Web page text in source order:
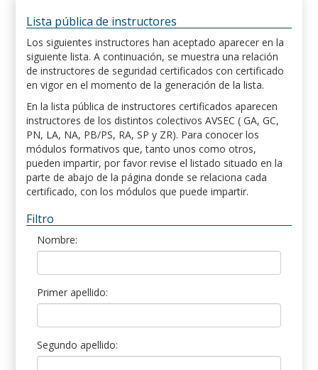
Lista pública de instructores
Los siguientes instructores han aceptado aparecer en la
siguiente lista. A continuación, se muestra una relación
de instructores de seguridad certificados con certificado
en vigor en el momento de la generación de la lista.
En la lista pública de instructores certificados aparecen
instructores de los distintos colectivos AVSEC ( GA, GC,
PN, LA, NA, PB/PS, RA, SP y ZR). Para conocer los
módulos formativos que, tanto unos como otros,
pueden impartir, por favor revise el listado situado en la
parte de abajo de la página donde se relaciona cada
certificado, con los módulos que puede impartir.
Filtro
Nombre:
Primer apellido:
Segundo apellido: